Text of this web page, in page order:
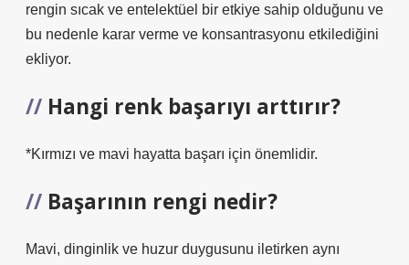
rengin sıcak ve entelektüel bir etkiye sahip olduğunu ve
bu nedenle karar verme ve konsantrasyonu etkilediğini
ekliyor.
Hangi renk başarıyı arttırır?
*Kırmızı ve mavi hayatta başarı için önemlidir.
Başarının rengi nedir?
Mavi, dinginlik ve huzur duygusunu iletirken aynı